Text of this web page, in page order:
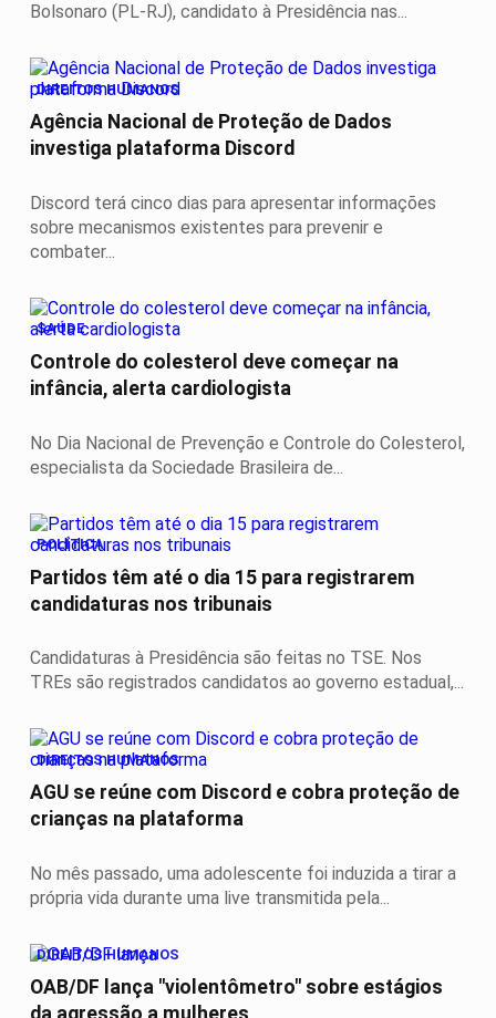
Bolsonaro (PL-RJ), candidato à Presidência nas...
DIREITOS HUMANOS
Agência Nacional de Proteção de Dados
investiga plataforma Discord
Discord terá cinco dias para apresentar informações
sobre mecanismos existentes para prevenir e
combater...
SAÚDE
Controle do colesterol deve começar na
infância, alerta cardiologista
No Dia Nacional de Prevenção e Controle do Colesterol,
especialista da Sociedade Brasileira de...
POLÍTICA
Partidos têm até o dia 15 para registrarem
candidaturas nos tribunais
Candidaturas à Presidência são feitas no TSE. Nos
TREs são registrados candidatos ao governo estadual,...
DIREITOS HUMANOS
AGU se reúne com Discord e cobra proteção de
crianças na plataforma
No mês passado, uma adolescente foi induzida a tirar a
própria vida durante uma live transmitida pela...
DIREITOS HUMANOS
OAB/DF lança "violentômetro" sobre estágios